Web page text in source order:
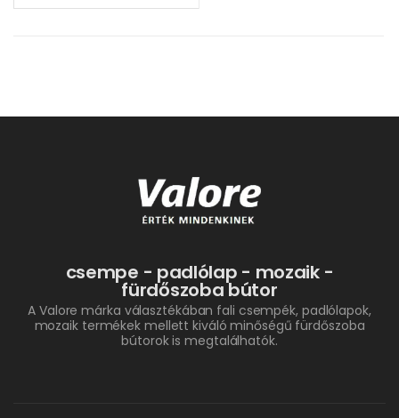
csempe - padlólap - mozaik -
fürdőszoba bútor
A Valore márka választékában fali csempék, padlólapok,
mozaik termékek mellett kiváló minőségű fürdőszoba
bútorok is megtalálhatók.